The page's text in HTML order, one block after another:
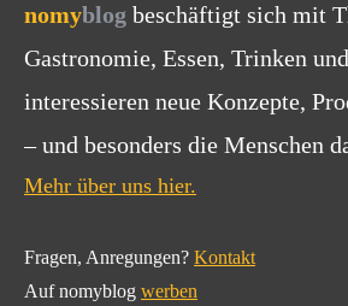
nomyblog beschäftigt sich mit
Gastronomie, Essen, Trinken
interessieren neue Konzepte,
– und besonders die Menschen
Mehr über uns hier.
Fragen, Anregungen? Kontakt
Auf nomyblog werben